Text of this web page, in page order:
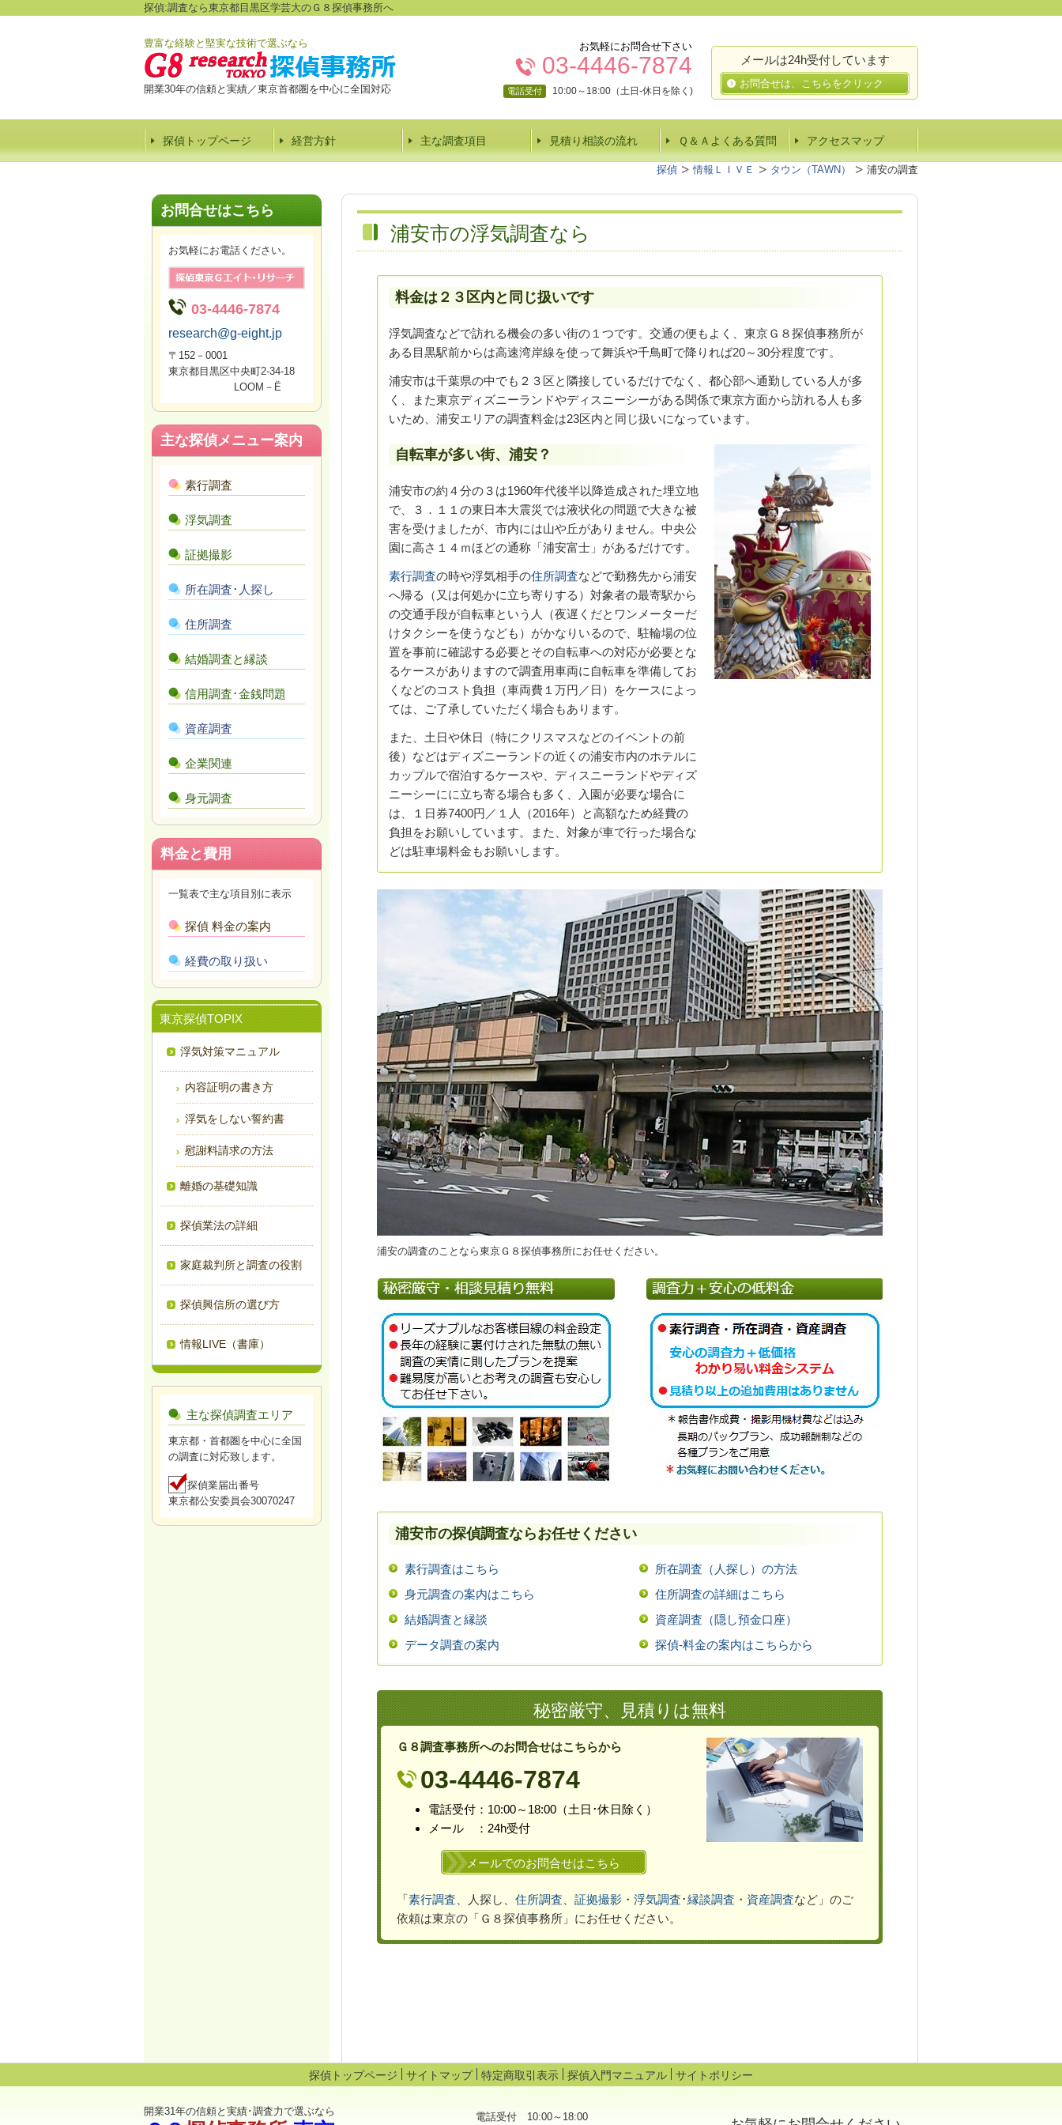
探偵:調査なら東京都目黒区学芸大のＧ８探偵事務所へ
豊富な経験と堅実な技術で選ぶなら
開業30年の信頼と実績／東京首都圏を中心に全国対応
お気軽にお問合せ下さい
03-4446-7874
電話受付 10:00～18:00（土日-休日を除く)
メールは24h受付しています
お問合せは、こちらをクリック
探偵トップページ 経営方針 主な調査項目 見積り相談の流れ Ｑ＆Ａよくある質問 アクセスマップ
探偵 情報ＬＩＶＥ タウン（TAWN） 浦安の調査
浦安市の浮気調査なら
料金は２３区内と同じ扱いです
浮気調査などで訪れる機会の多い街の１つです。交通の便もよく、東京Ｇ８探偵事務所が
ある目黒駅前からは高速湾岸線を使って舞浜や千鳥町で降りれば20～30分程度です。
浦安市は千葉県の中でも２３区と隣接しているだけでなく、都心部へ通勤している人が多
く、また東京ディズニーランドやディスニーシーがある関係で東京方面から訪れる人も多
いため、浦安エリアの調査料金は23区内と同じ扱いになっています。
自転車が多い街、浦安？
浦安市の約４分の３は1960年代後半以降造成された埋立地
で、３．１１の東日本大震災では液状化の問題で大きな被
害を受けましたが、市内には山や丘がありません。中央公
園に高さ１４ｍほどの通称「浦安富士」があるだけです。
素行調査の時や浮気相手の住所調査などで勤務先から浦安
へ帰る（又は何処かに立ち寄りする）対象者の最寄駅から
の交通手段が自転車という人（夜遅くだとワンメーターだ
けタクシーを使うなども）がかなりいるので、駐輪場の位
置を事前に確認する必要とその自転車への対応が必要とな
るケースがありますので調査用車両に自転車を準備してお
くなどのコスト負担（車両費１万円／日）をケースによっ
ては、ご了承していただく場合もあります。
また、土日や休日（特にクリスマスなどのイベントの前
後）などはディズニーランドの近くの浦安市内のホテルに
カップルで宿泊するケースや、 ディスニーランドやディズ
ニーシーにに立ち寄る場合も多く、入園が必要な場合に
は、１日券7400円／１人（2016年）と高額なため経費の
負担をお願いしています。また、対象が車で行った場合な
どは駐車場料金もお願いします。
浦安の調査のことなら東京Ｇ８探偵事務所にお任せください。
浦安市の探偵調査ならお任せください
素行調査はこちら
所在調査（人探し）の方法
身元調査の案内はこちら
住所調査の詳細はこちら
結婚調査と縁談
資産調査（隠し預金口座）
データ調査の案内
探偵-料金の案内はこちらから
秘密厳守、見積りは無料
Ｇ８調査事務所へのお問合せはこちらから
03-4446-7874
電話受付：10:00～18:00（土 日･休日除く）
メール ：24h受付
メールでのお問合せはこちら
「素行調査 、人探し、 住所調査 証拠撮影 ・ 浮気調査･縁談調査 ・ 資産調査など」のご
依頼は東京の「Ｇ８探偵事務所」 にお任せください。
お問合せはこちら
お気軽にお電話ください。
03-4446-7874
research@g-eight.jp
〒152－0001
東京都目黒区中央町2-34-18
LOOM－Ë
主な探偵メニュー案内
素行調査
浮気調査
証拠撮影
所在調査･人探し
住所調査
結婚調査と縁談
信用調査･金銭問題
資産調査
企業関連
身元調査
料金と費用
一覧表で主な項目別に表示
探偵 料金の案内
経費の取り扱い
東京探偵TOPIX
浮気対策マニュアル
内容証明の書き方
浮気をしない誓約書
慰謝料請求の方法
離婚の基礎知識
探偵業法の詳細
家庭裁判所と調査の役割
探偵興信所の選び方
情報LIVE（書庫）
主な探偵調査エリア
東京都・首都圏を中心に全国
の調査に対応致します。
探偵業届出番号
東京都公安委員会30070247
探偵トップページ サイトマップ 特定商取引表示 探偵入門マニュアル サイトポリシー
開業31年の信頼と実績･調査力で選ぶなら 電話受付 10:00～18:00